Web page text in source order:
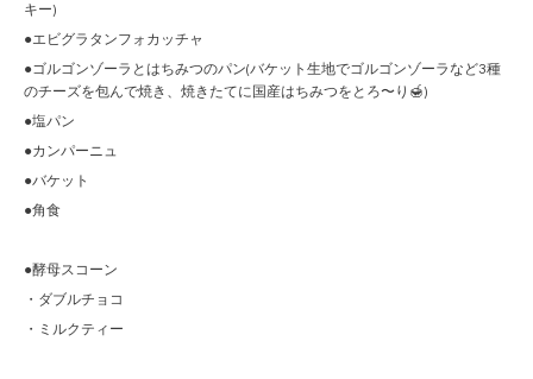
キー)
●エビグラタンフォカッチャ
●ゴルゴンゾーラとはちみつのパン(バケット生地でゴルゴンゾーラなど3種
のチーズを包んで焼き、焼きたてに国産はちみつをとろ〜り🍯)
●塩パン
●カンパーニュ
●バケット
●角食
●酵母スコーン
・ダブルチョコ
・ミルクティー